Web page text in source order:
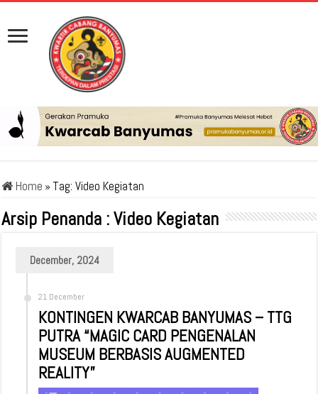
Home » Tag:Video Kegiatan
Arsip Penanda :Video Kegiatan
December, 2024
21 December
KONTINGEN KWARCAB BANYUMAS – TTG
PUTRA “MAGIC CARD PENGENALAN
MUSEUM BERBASIS AUGMENTED
REALITY”